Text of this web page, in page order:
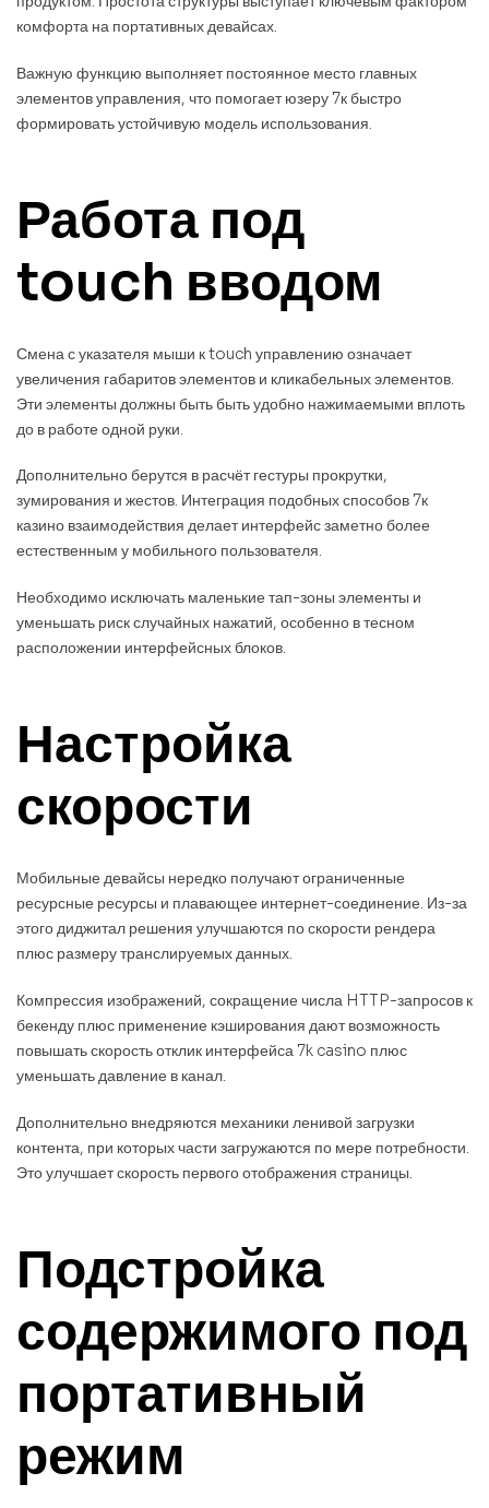
комфорта на портативных девайсах.
Важную функцию выполняет постоянное место главных
элементов управления, что помогает юзеру 7к быстро
формировать устойчивую модель использования.
Работа под
touch вводом
Смена с указателя мыши к touch управлению означает
увеличения габаритов элементов и кликабельных элементов.
Эти элементы должны быть быть удобно нажимаемыми вплоть
до в работе одной руки.
Дополнительно берутся в расчёт гестуры прокрутки,
зумирования и жестов. Интеграция подобных способов 7к
казино взаимодействия делает интерфейс заметно более
естественным у мобильного пользователя.
Необходимо исключать маленькие тап-зоны элементы и
уменьшать риск случайных нажатий, особенно в тесном
расположении интерфейсных блоков.
Настройка
скорости
Мобильные девайсы нередко получают ограниченные
ресурсные ресурсы и плавающее интернет-соединение. Из-за
этого диджитал решения улучшаются по скорости рендера
плюс размеру транслируемых данных.
Компрессия изображений, сокращение числа HTTP-запросов к
бекенду плюс применение кэширования дают возможность
повышать скорость отклик интерфейса 7k casino плюс
уменьшать давление в канал.
Дополнительно внедряются механики ленивой загрузки
контента, при которых части загружаются по мере потребности.
Это улучшает скорость первого отображения страницы.
Подстройка
содержимого под
портативный
режим